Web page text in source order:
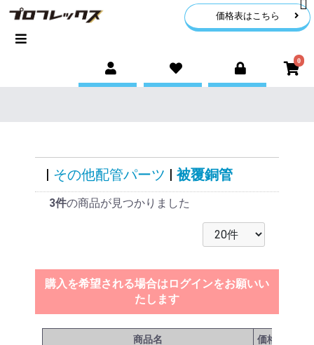
価格表はこちら
0
| その他配管パーツ | 被覆銅管
3件の商品が見つかりました
購入を希望される場合はログインをお願いい
たします
商品名 価格